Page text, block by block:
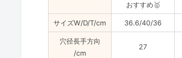
おすすめ🥇
サイズW/D/T/cm 36.6/40/36
穴径長手方向
/cm
27